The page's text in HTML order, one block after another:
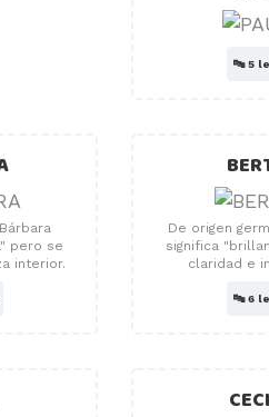
🔤5
pero se
interior.
De origen
significa
claridad e
🔤6